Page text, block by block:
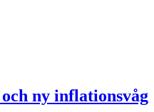
ny inflationsvåg